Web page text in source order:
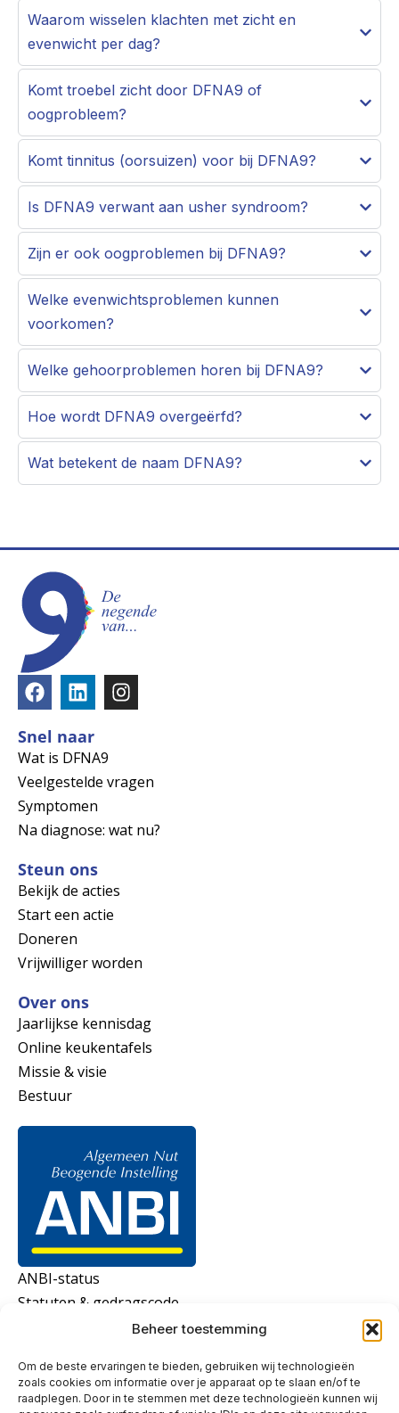
Beheer toestemming
Om de beste ervaringen te bieden, gebruiken wij technologieën
zoals cookies om informatie over je apparaat op te slaan en/of te
raadplegen. Door in te stemmen met deze technologieën kunnen wij
Waarom wisselen klachten met zicht en
evenwicht per dag?
Komt troebel zicht door DFNA9 of
oogprobleem?
Komt tinnitus (oorsuizen) voor bij DFNA9?
Is DFNA9 verwant aan usher syndroom?
Zijn er ook oogproblemen bij DFNA9?
Welke evenwichtsproblemen kunnen
voorkomen?
Welke gehoorproblemen horen bij DFNA9?
Hoe wordt DFNA9 overgeërfd?
Wat betekent de naam DFNA9?
Snel naar
Wat is DFNA9
Veelgestelde vragen
Symptomen
Na diagnose: wat nu?
Steun ons
Bekijk de acties
Start een actie
Doneren
Vrijwilliger worden
Over ons
Jaarlijkse kennisdag
Online keukentafels
Missie & visie
Bestuur
ANBI-status
Statuten & gedragscode